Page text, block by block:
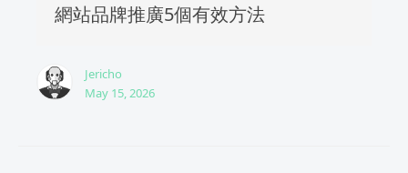
網站品牌推廣5個有效方法
Jericho
May 15, 2026